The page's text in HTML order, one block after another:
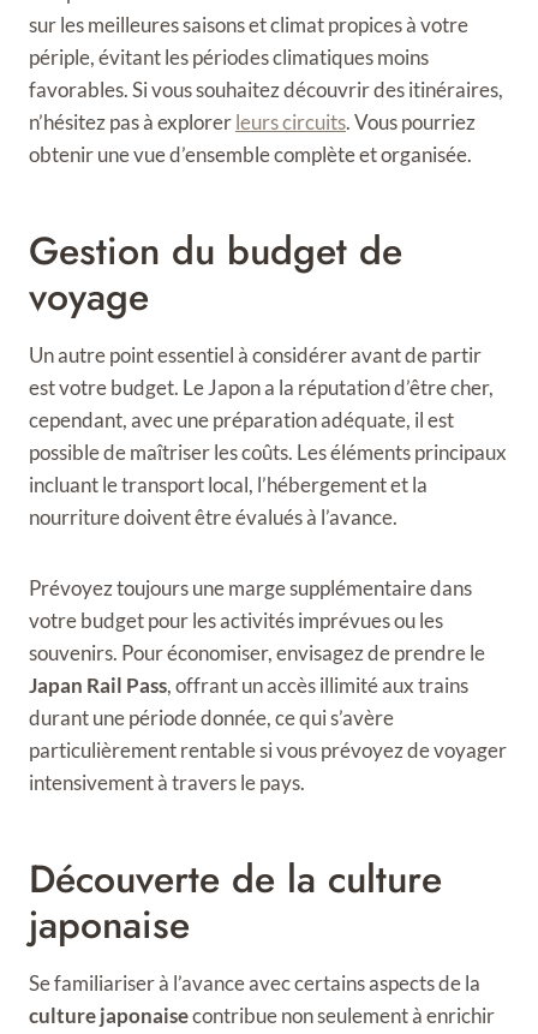
sur les meilleures saisons et climat propices à votre
périple, évitant les périodes climatiques moins
favorables. Si vous souhaitez découvrir des itinéraires,
n’hésitez pas à explorerleurs circuits. Vous pourriez
obtenir une vue d’ensemble complète et organisée.
Gestion du budget de
voyage
Un autre point essentiel à considérer avant de partir
est votre budget. Le Japon a la réputation d’être cher,
cependant, avec une préparation adéquate, il est
possible de maîtriser les coûts. Les éléments principaux
incluant le transport local, l’hébergement et la
nourriture doivent être évalués à l’avance.
Prévoyez toujours une marge supplémentaire dans
votre budget pour les activités imprévues ou les
souvenirs. Pour économiser, envisagez de prendre le
Japan Rail Pass, offrant un accès illimité aux trains
durant une période donnée, ce qui s’avère
particulièrement rentable si vous prévoyez de voyager
intensivement à travers le pays.
Découverte de la culture
japonaise
Se familiariser à l’avance avec certains aspects de la
culture japonaisecontribue non seulement à enrichir